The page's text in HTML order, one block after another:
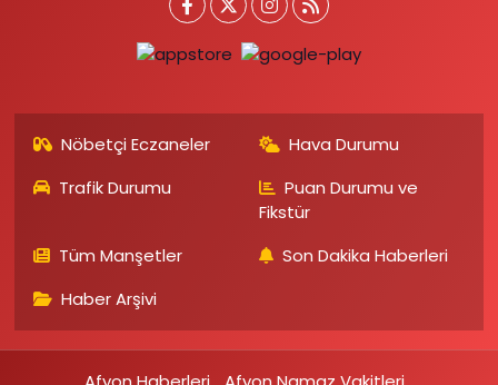
Nöbetçi Eczaneler
Hava Durumu
Trafik Durumu
Puan Durumu ve
Fikstür
Tüm Manşetler
Son Dakika Haberleri
Haber Arşivi